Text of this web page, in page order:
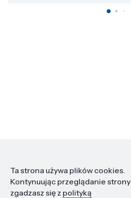
Informacje
Edukacja i kariera
Ta strona używa plików cookies.
Kontynuując przeglądanie strony
zgadzasz się z polityką